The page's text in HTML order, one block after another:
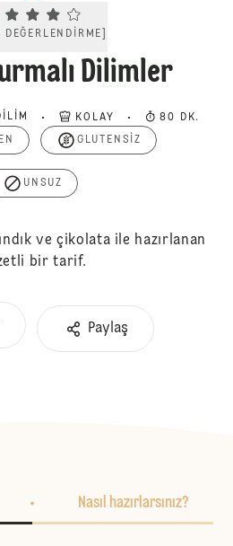
Current rating 3.8. Click to rate.
DEĞERLENDIRME
Dilimler
KOLAY 80 DK.
GLUTENSIZ
UNSUZ
ve çikolata ile hazırlanan
bir tarif.
Paylaş
Nasıl hazırlarsınız?